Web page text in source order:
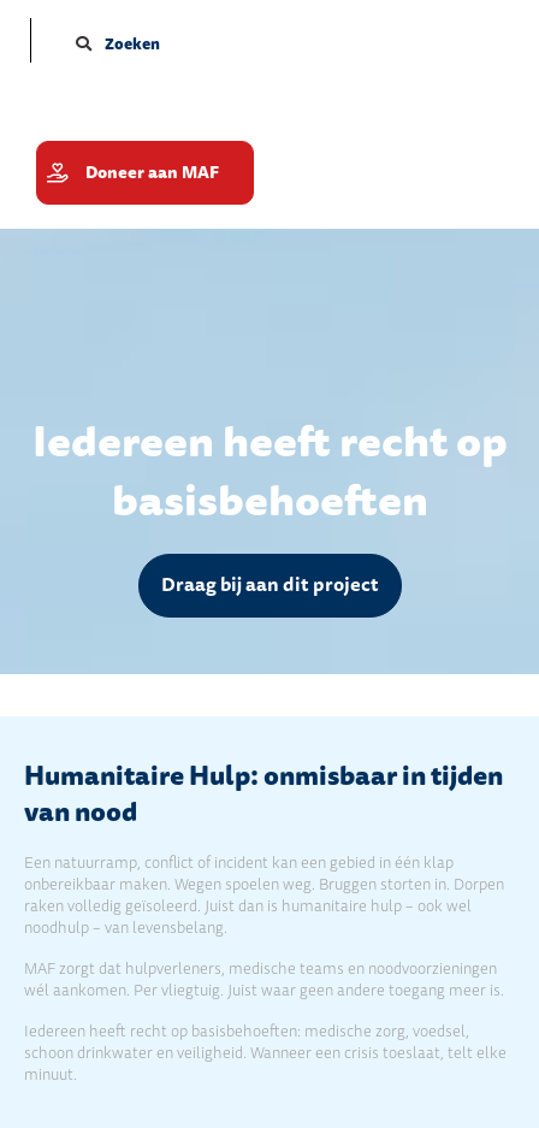
Zoeken
Doneer aan MAF
Iedereen heeft recht op
basisbehoeften
Draag bij aan dit project
Humanitaire Hulp: onmisbaar in tijden
van nood
Een natuurramp, conflict of incident kan een gebied in één klap
onbereikbaar maken. Wegen spoelen weg. Bruggen storten in. Dorpen
raken volledig geïsoleerd. Juist dan is humanitaire hulp – ook wel
noodhulp – van levensbelang.
MAF zorgt dat hulpverleners, medische teams en noodvoorzieningen
wél aankomen. Per vliegtuig. Juist waar geen andere toegang meer is.
Iedereen heeft recht op basisbehoeften: medische zorg, voedsel,
schoon drinkwater en veiligheid. Wanneer een crisis toeslaat, telt elke
minuut.